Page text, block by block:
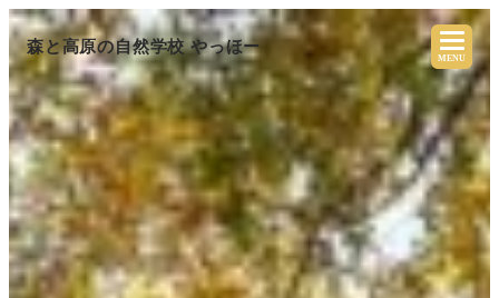
森と高原の自然学校 やっほー
MENU